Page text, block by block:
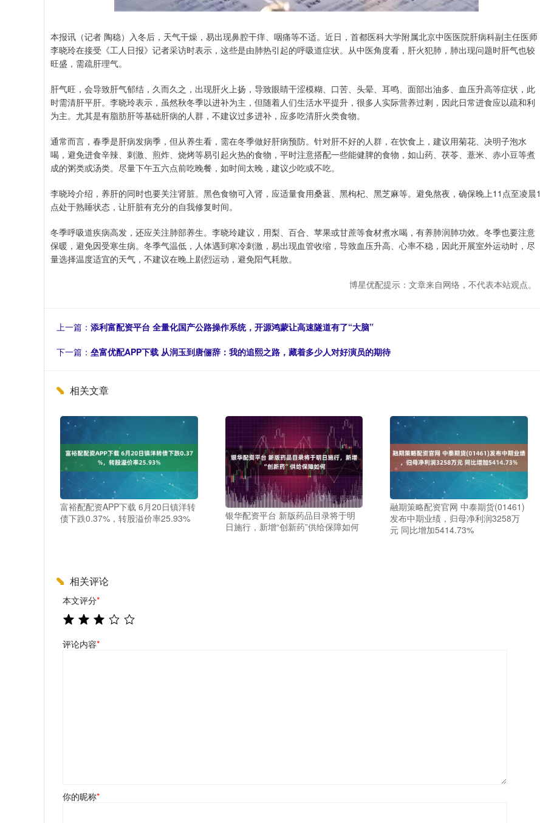
本报讯（记者 陶稳）入冬后，天气干燥，易出现鼻腔干痒、咽痛等不适。近日，首都医科大学附属北京中医医院肝病科副主任医师
李晓玲在接受《工人日报》记者采访时表示，这些是由肺热引起的呼吸道症状。从中医角度看，肝火犯肺，肺出现问题时肝气也较
旺盛，需疏肝理气。
肝气旺，会导致肝气郁结，久而久之，出现肝火上扬，导致眼睛干涩模糊、口苦、头晕、耳鸣、面部出油多、血压升高等症状，此
时需清肝平肝。李晓玲表示，虽然秋冬季以进补为主，但随着人们生活水平提升，很多人实际营养过剩，因此日常进食应以疏和利
为主。尤其是有脂肪肝等基础肝病的人群，不建议过多进补，应多吃清肝火类食物。
通常而言，春季是肝病发病季，但从养生看，需在冬季做好肝病预防。针对肝不好的人群，在饮食上，建议用菊花、决明子泡水
喝，避免进食辛辣、刺激、煎炸、烧烤等易引起火热的食物，平时注意搭配一些能健脾的食物，如山药、茯苓、薏米、赤小豆等煮
成的粥类或汤类。尽量下午五六点前吃晚餐，如时间太晚，建议少吃或不吃。
李晓玲介绍，养肝的同时也要关注肾脏。黑色食物可入肾，应适量食用桑葚、黑枸杞、黑芝麻等。避免熬夜，确保晚上11点至凌晨1
点处于熟睡状态，让肝脏有充分的自我修复时间。
冬季呼吸道疾病高发，还应关注肺部养生。李晓玲建议，用梨、百合、苹果或甘蔗等食材煮水喝，有养肺润肺功效。冬季也要注意
保暖，避免因受寒生病。冬季气温低，人体遇到寒冷刺激，易出现血管收缩，导致血压升高、心率不稳，因此开展室外运动时，尽
量选择温度适宜的天气，不建议在晚上剧烈运动，避免阳气耗散。
博星优配提示：文章来自网络，不代表本站观点。
上一篇： 添利富配资平台 全量化国产公路操作系统，开源鸿蒙让高速隧道有了“大脑”
下一篇： 垒富优配APP下载 从润玉到唐俪辞：我的追熙之路，藏着多少人对好演员的期待
相关文章
富裕配配资APP下载 6月20日镇洋转
债下跌0.37%，转股溢价率25.93%
银华配资平台 新版药品目录将于明
日施行，新增“创新药”供给保障如何
融期策略配资官网 中泰期货(01461)
发布中期业绩，归母净利润3258万
元 同比增加5414.73%
相关评论
本文评分*
评论内容*
你的昵称*